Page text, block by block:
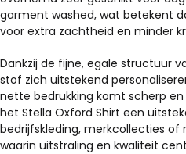
garment washed, wat betekent
voor extra zachtheid en minder
Dankzij de fijne, egale structuur
stof zich uitstekend
nette bedrukking komt scherp
het Stella Oxford Shirt een
bedrijfskleding, merkcollecties
waarin uitstraling en kwaliteit